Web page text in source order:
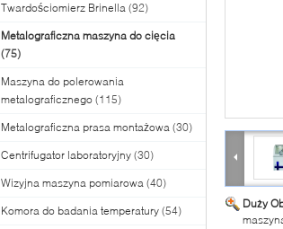
Twardościomierz Brinella (92)
Metalograficzna maszyna do cięcia
(75)
Maszyna do polerowania
metalograficznego (115)
Metalograficzna prasa montażowa (30)
Centrifugator laboratoryjny (30)
Wizyjna maszyna pomiarowa (40)
Komora do badania temperatury (54)
Duży